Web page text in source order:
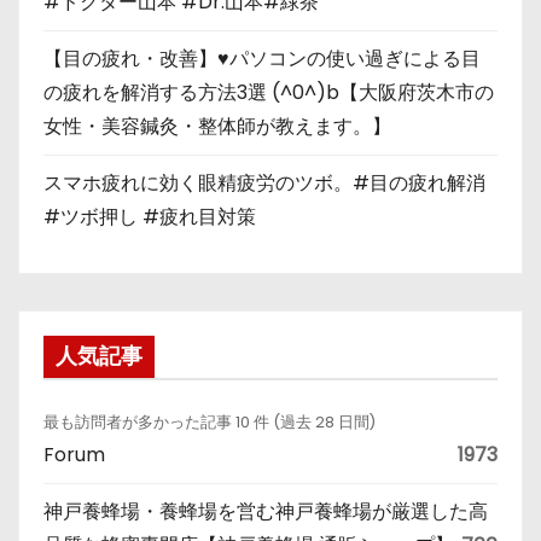
【目の疲れ・改善】♥パソコンの使い過ぎによる目
の疲れを解消する方法3選 (^0^)b【大阪府茨木市の
女性・美容鍼灸・整体師が教えます。】
スマホ疲れに効く眼精疲労のツボ。#目の疲れ解消
#ツボ押し #疲れ目対策
人気記事
最も訪問者が多かった記事 10 件 (過去 28 日間)
Forum 1973
神戸養蜂場・養蜂場を営む神戸養蜂場が厳選した高